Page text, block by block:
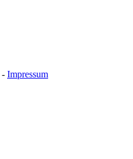
- Impressum